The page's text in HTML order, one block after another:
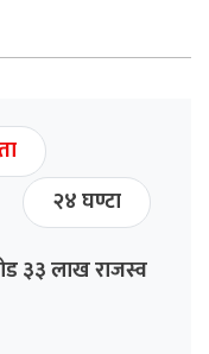
२४ घण्टा
३३ लाख राजस्व